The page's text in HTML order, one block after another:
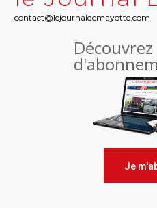
contact@lejournaldemayotte.com
Je